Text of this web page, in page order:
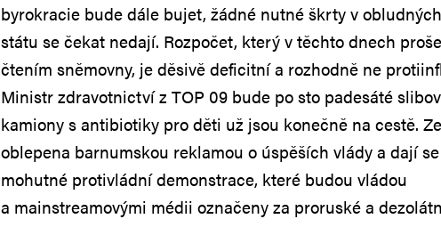
byrokracie bude dále bujet, žádné nutné škrty v
státu se čekat nedají. Rozpočet, který v těchto dnech
čtením sněmovny, je děsivě deficitní a rozhodně ne
Ministr zdravotnictví z TOP 09 bude po sto padesáté
kamiony s antibiotiky pro děti už jsou konečně na cestě.
oblepena barnumskou reklamou o úspěších vlády a dají
mohutné protivládní demonstrace, které budou vládou
a mainstreamovými médii označeny za proruské a